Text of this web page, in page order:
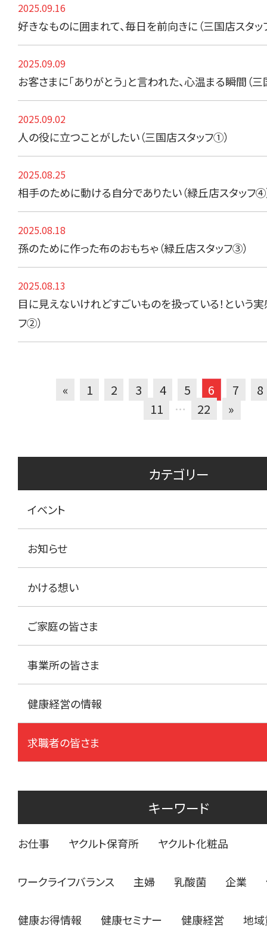
2025.09.16
好きなものに囲まれて、毎日を前向きに（三国店スタッ
2025.09.09
お客さまに「ありがとう」と言われた、心温まる瞬間（
2025.09.02
人の役に立つことがしたい（三国店スタッフ①）
2025.08.25
相手のために動ける自分でありたい（緑丘店スタッフ④
2025.08.18
孫のために作った布のおもちゃ（緑丘店スタッフ③）
2025.08.13
目に見えないけれどすごいものを扱っている！という実
フ②）
« 1 2 3 4 5 6 7
8
11
… 22 »
カテゴリー
イベント
お知らせ
かける想い
ご家庭の皆さま
事業所の皆さま
健康経営の情報
求職者の皆さま
キーワード
お仕事 ヤクルト保育所 ヤクルト化粧品
ワークライフバランス 主婦 乳酸菌 企業
健康お得情報 健康セミナー 健康経営 地